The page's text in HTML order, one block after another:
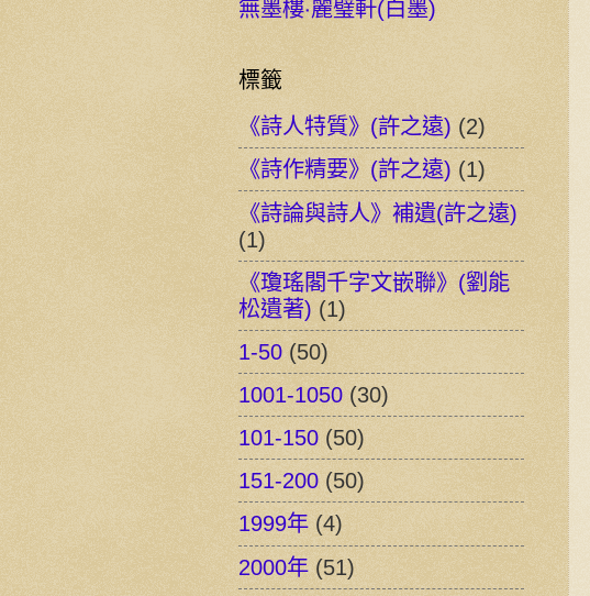
無墨樓‧麗璧軒(白墨)
標籤
《詩人特質》(許之遠) (2)
《詩作精要》(許之遠) (1)
《詩論與詩人》補遺(許之遠)
(1)
《瓊瑤閣千字文嵌聯》(劉能
松遺著) (1)
1-50 (50)
1001-1050 (30)
101-150 (50)
151-200 (50)
1999年 (4)
2000年 (51)